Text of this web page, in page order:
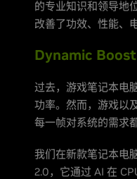
的专业知识和领导地
改善了功效、性能、
Dynamic
过去，游戏笔记本电
功率。然而，游戏以
每一帧对系统的需求
我们在新款笔记本电
2.0，它通过 AI 在